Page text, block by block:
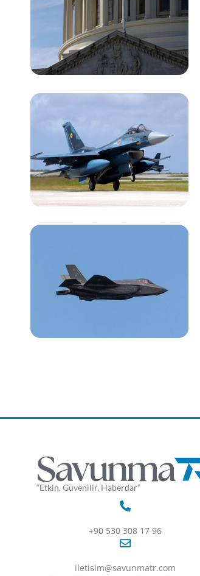
“Etkin, Güvenilir, Haberdar”
+90 530 308 17 96
iletisim@savunmatr.com